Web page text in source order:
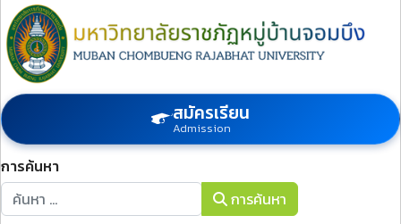
สมัครเรียน
Admission
การค้นหา
การค้นหา
การค้นหา